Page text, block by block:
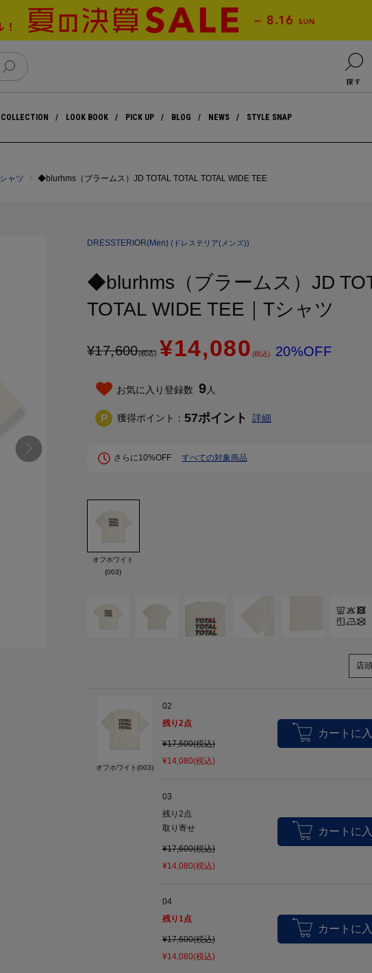
探す
COLLECTION LOOK BOOK PICK UP BLOG NEWS STYLE SNAP
ャツ ◆blurhms（ブラームス）JD TOTAL TOTAL TOTAL WIDE TEE
DRESSTERIOR(Men) (ドレステリア(メンズ))
◆blurhms（ブラームス）JD
TOTAL WIDE TEE｜Tシャツ
¥17,600(税込) ¥14,080 (税込) 20%OFF
お気に入り登録数 9人
獲得ポイント： 57ポイント 詳細
さらに10%OFF すべての対象商品
オフホワイト
(003)
店
オフホワイト(003)
02
残り2点
¥17,600(税込)
¥14,080(税込)
03
残り2点
取り寄せ
¥17,600(税込)
¥14,080(税込)
04
残り1点
¥17,600(税込)
¥14,080(税込)